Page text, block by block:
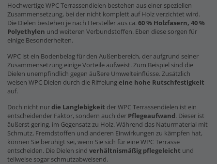
Hochwertige WPC Terrassendielen bestehen aus einer speziellen
Zusammensetzung, bei der nicht komplett auf Holz verzichtet wird.
Die Dielen bestehen je nach Hersteller aus ca. 60 % Holzfasern, 40 %
Polyethylen und weiteren Verbundstoffen. Eben diese sorgen für
einige Besonderheiten.
WPC ist ein Bodenbelag für den Außenbereich, der aufgrund seiner
Zusammensetzung einige Vorteile aufweist. Zum Beispiel sind die
Dielen unempfindlich gegen äußere Umwelteinflüsse. Zusätzlich
weisen WPC Dielen durch die Riffelungeine hohe Rutschfestigkeit
auf.
Doch nicht nurdie Langlebigkeit der WPC Terrassendielen ist ein
entscheidender Faktor, sondern auch der Pflegeaufwand. Dieser ist
äußerst gering, im Gegensatz zu Holz. Während das Naturmaterial mit
Schmutz, Fremdstoffen und anderen Einwirkungen zu kämpfen hat,
können Sie beruhigt sei, wenn Sie sich für eine WPC Terrasse
entscheiden. Die Dielen sind verhältnismäßig pflegeleicht und
teilweise sogar schmutzabweisend.